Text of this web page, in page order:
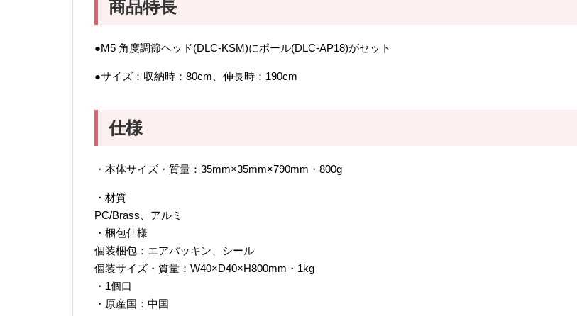
商品特長
●M5 角度調節ヘッド(DLC-KSM)にポール(DLC-AP18)がセット
●サイズ：収納時：80cm、伸長時：190cm
仕様
・本体サイズ・質量：35mm×35mm×790mm・800g
・材質
PC/Brass、アルミ
・梱包仕様
個装梱包：エアパッキン、シール
個装サイズ・質量：W40×D40×H800mm・1kg
・1個口
・原産国：中国